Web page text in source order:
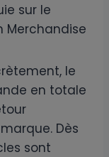
sur le
Merchandise
le
en totale
Dès
sont